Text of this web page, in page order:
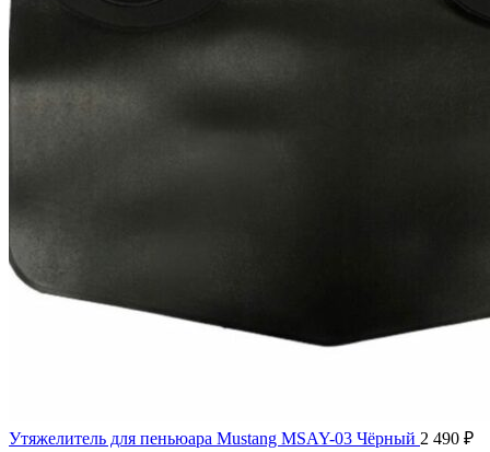
Утяжелитель для пеньюара Mustang MSAY-03 Чёрный 2 490 ₽